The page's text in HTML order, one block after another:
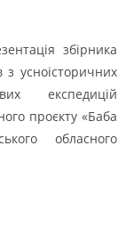
збірника
з усноісторичних
експедицій
проєкту «Баба
обласного